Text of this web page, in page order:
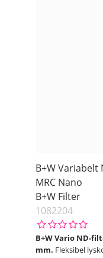
B+W Variabelt
MRC Nano
B+W Filter
1082204
B+W Vario ND-
mm. Fleksibel